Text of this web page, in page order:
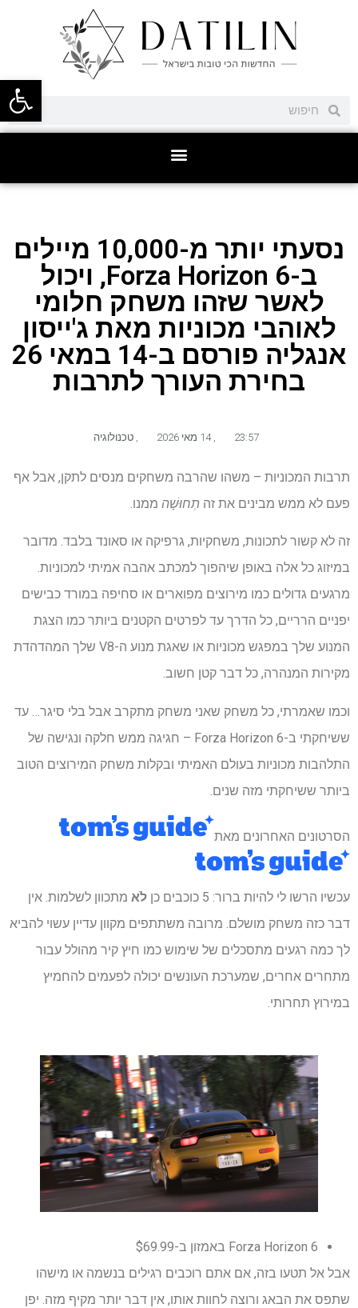
פתח
נסעתי יותר מ-10,000 מיילים
ב-Forza Horizon 6, ויכול
לאשר שזהו משחק חלומי
לאוהבי מכוניות מאת ג'ייסון
אנגליה פורסם ב-14 במאי 26
בחירת העורך לתרבות
23:57
, 14 מאי 2026 , טכנולוגיה
תרבות המכוניות – משהו שהרבה משחקים מנסים לתקן, אבל אף
פעם לא ממש מבינים את זה תְחוּשָׁה ממנו.
זה לא קשור לתכונות, משחקיות, גרפיקה או סאונד בלבד. מדובר
במיזוג כל אלה באופן שיהפוך למכתב אהבה אמיתי למכוניות.
מרגעים גדולים כמו מירוצים מפוארים או סחיפה במורד כבישים
יפניים הרריים, כל הדרך עד לפרטים הקטנים ביותר כמו הצגת
המנוע שלך במפגש מכוניות או שאגת מנוע ה-V8 שלך המהדהדת
מקירות המנהרה, כל דבר קטן חשוב.
וכמו שאמרתי, כל משחק שאני משחק מתקרב אבל בלי סיגר… עד
ששיחקתי ב-Forza Horizon 6 – חגיגה ממש חלקה ונגישה של
התלהבות מכוניות בעולם האמיתי ובקלות משחק המירוצים הטוב
ביותר ששיחקתי מזה שנים.
הסרטונים האחרונים מאת
עכשיו הרשו לי להיות ברור: 5 כוכבים כן לֹא מתכוון לשלמות. אין
דבר כזה משחק מושלם. מרובה משתתפים מקוון עדיין עשוי להביא
לך כמה רגעים מתסכלים של שימוש כמו חיץ קיר מהולל עבור
מתחרים אחרים, שמערכת העונשים יכולה לפעמים להחמיץ
במירוץ תחרותי.
Forza Horizon 6 באמזון ב-$69.99
אבל אל תטעו בזה, אם אתם רוכבים רגילים בנשמה או מישהו
שתפס את הבאג ורוצה לחוות אותו, אין דבר יותר מקיף מזה. יפן